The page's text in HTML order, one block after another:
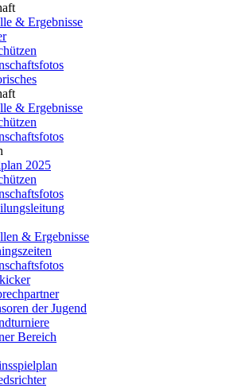
& Ergebnisse
& Ergebnisse
2025
& Ergebnisse
der Jugend
Bereich